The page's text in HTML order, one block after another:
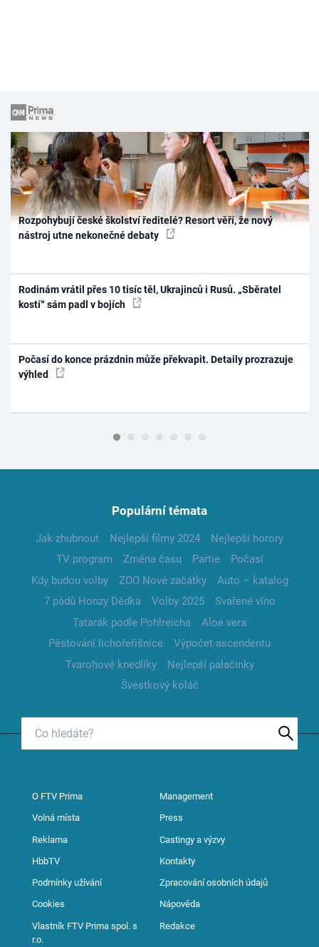
Rozpohybují české školství ředitelé? Resort věří, že nový
nástroj utne nekonečné debaty
Rodinám vrátil přes 10 tisíc těl, Ukrajinců i Rusů. „Sběratel
kostí“ sám padl v bojích
Počasí do konce prázdnin může překvapit. Detaily prozrazuje
výhled
Populární témata
Jak zhubnout Nejlepší filmy 2024
Nejlepší horory
TV program
Změna času Partie
Počasí
Kdy budou volby
ZOO Nové začátky
Auto – katalog
7 pádů Honzy Dědka
Volby 2025
Svařené víno
Tatarák podle Pohlreicha
Aloe vera
Pěstování lichořeřišnice
Výpočet ascendentu
Tvarohové knedlíky
Nejlepší palačinky
Švestkový koláč
O FTV Prima Management
Volná místa Press
Reklama Castingy a výzvy
HbbTV Kontakty
Podmínky užívání Zpracování osobních údajů
Cookies Nápověda
Vlastník FTV Prima spol. s
r.o.
Redakce